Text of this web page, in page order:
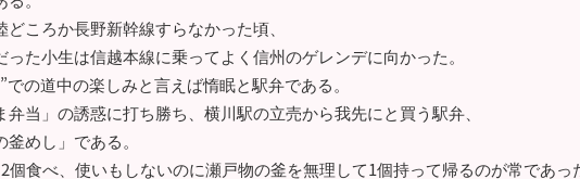
ころか長野新幹線すらなかった頃、
った小生は信越本線に乗ってよく信州のゲレンデに向かった。
の道中の楽しみと言えば惰眠と駅弁である。
当」の誘惑に打ち勝ち、横川駅の立売から我先にと買う駅弁、
めし」である。
個食べ、使いもしないのに瀬戸物の釜を無理して1個持って帰るのが常であっ